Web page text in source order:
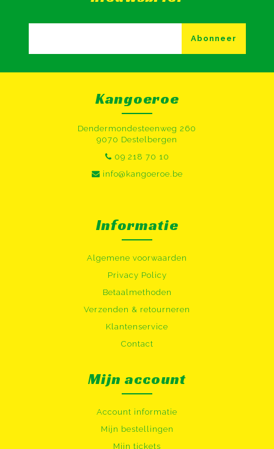
Abonneer
Kangoeroe
Dendermondesteenweg 260
9070 Destelbergen
09 218 70 10
info@kangoeroe.be
Informatie
Algemene voorwaarden
Privacy Policy
Betaalmethoden
Verzenden & retourneren
Klantenservice
Contact
Mijn account
Account informatie
Mijn bestellingen
Mijn tickets